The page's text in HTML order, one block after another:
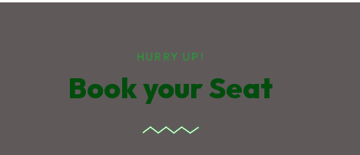
HURRY UP!
Book your Seat